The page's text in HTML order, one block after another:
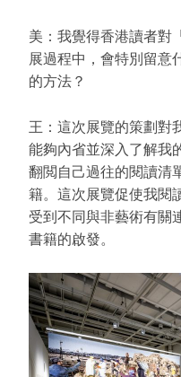
美：我覺得香港讀者對
展過程中，會特別留意
的方法？
王：這次展覽的策劃對
能夠內省並深入了解我
翻閲自己過往的閱讀清
籍。這次展覽促使我閱
受到不同與非藝術有關
書籍的啟發。